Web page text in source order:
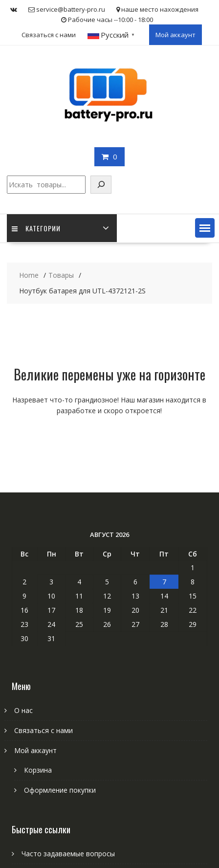
service@battery-pro.ru
наше место нахождения
Рабочие часы --10:00 - 18:00
Связаться с нами
Русский ▼ Мой аккаунт
0
КАТЕГОРИИ
Home
Товары
Ноутбук батарея для UTL-4372121-2S
Великие перемены уже на горизонте
Назревает что-то грандиозное! Наш магазин находится в
разработке и скоро откроется!
АВГУСТ 2026
Вс Пн Вт Ср Чт Пт
Сб
1
2
3 4 5 6 7
8
9
10 11 12 13 14
15
16
17 18 19 20 21
22
23
24 25 26 27 28
29
30
31
Меню
О нас
Связаться с нами
Мой аккаунт
Корзина
Оформление покупки
Быстрые ссылки
Часто задаваемые вопросы